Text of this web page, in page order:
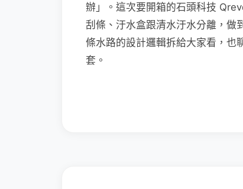
辦」。這次要開箱的石頭科技
刮條、汙水盒跟清水汙水分離，做
條水路的設計邏輯拆給大家看，也
套。